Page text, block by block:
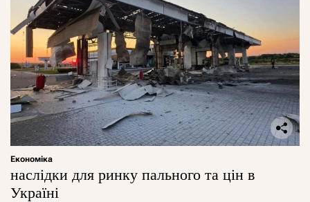
Економіка
наслідки для ринку пального та цін в
Україні